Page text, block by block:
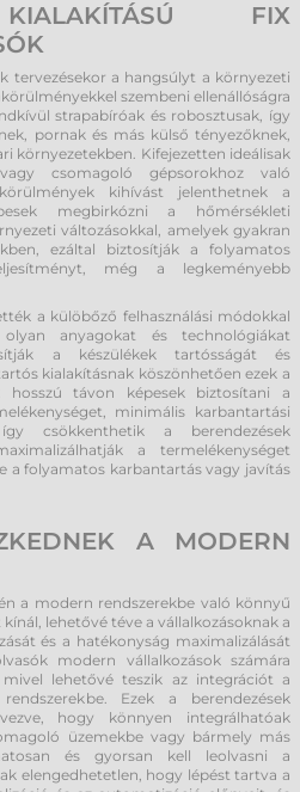
FIX
tervezésekor a hangsúlyt a környezeti
szembeni ellenállóságra
strapabíróak és robosztusak, így
pornak és más külső tényezőknek,
környezetekben. Kifejezetten ideálisak
csomagoló gépsorokhoz való
kihívást jelenthetnek a
megbirkózni a hőmérsékleti
változásokkal, amelyek gyakran
ezáltal biztosítják a folyamatos
még a legkeményebb
a külöbőző felhasználási módokkal
anyagokat és technológiákat
a készülékek tartósságát és
kialakításnak köszönhetően ezek a
hosszú távon képesek biztosítani a
minimális karbantartási
csökkenthetik a berendezések
a termelékenységet
a folyamatos karbantartás vagy javítás
A MODERN
a modern rendszerekbe való könnyű
lehetővé téve a vállalkozásoknak a
és a hatékonyság maximalizálását
modern vállalkozások számára
lehetővé teszik az integrációt a
Ezek a berendezések
hogy könnyen integrálhatóak
üzemekbe vagy bármely más
és gyorsan kell leolvasni a
elengedhetetlen, hogy lépést tartva a